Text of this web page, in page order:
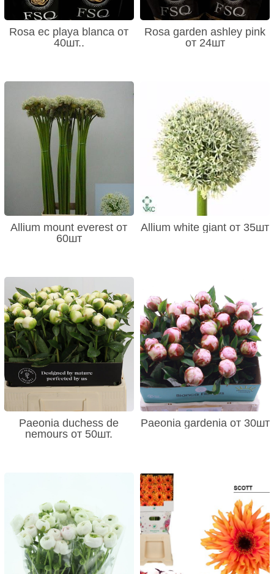
Rosa ec playa blanca от
40шт..
Rosa garden ashley pink
от 24шт
Allium mount everest от
60шт
Allium white giant от 35шт
Paeonia duchess de
nemours от 50шт.
Paeonia gardenia от 30шт